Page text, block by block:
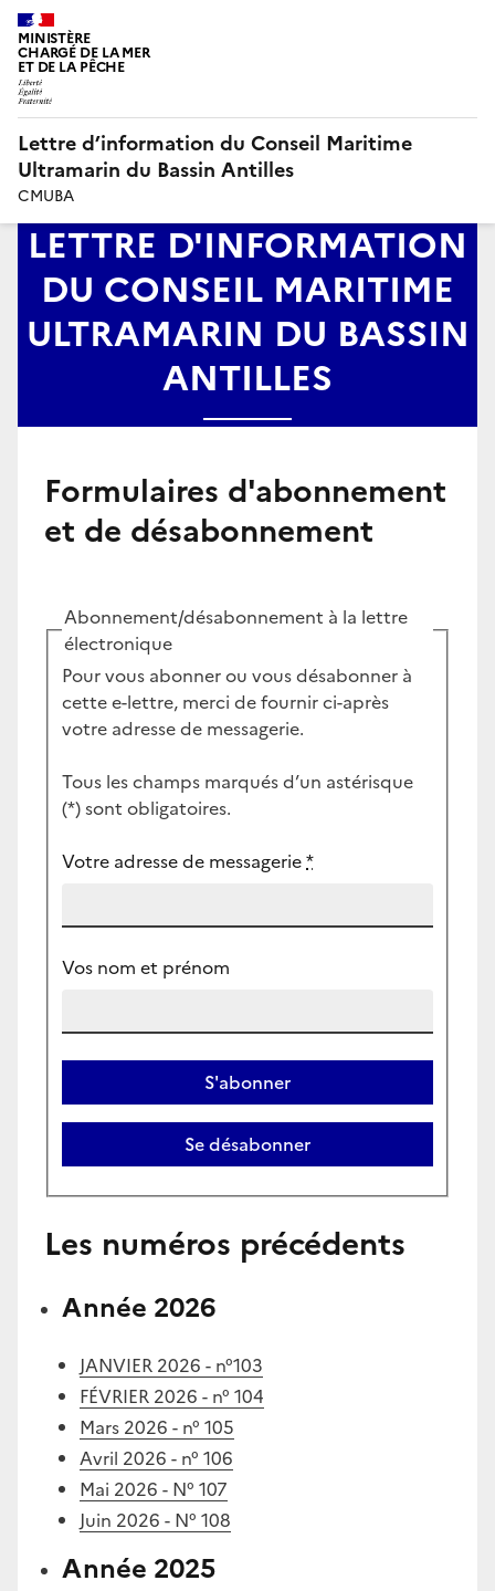
MINISTÈRE
CHARGÉ DE LA MER
ET DE LA PÊCHE
Lettre d’information du Conseil Maritime
Ultramarin du Bassin Antilles
CMUBA
LETTRE D'INFORMATION
DU CONSEIL MARITIME
ULTRAMARIN DU BASSIN
ANTILLES
Formulaires d'abonnement
et de désabonnement
Abonnement/désabonnement à la lettre
électronique
Pour vous abonner ou vous désabonner à
cette e-lettre, merci de fournir ci-après
votre adresse de messagerie.
Tous les champs marqués d’un astérisque
(*) sont obligatoires.
Votre adresse de messagerie*
Vos nom et prénom
Les numéros précédents
Année 2026
JANVIER 2026 - n°103
FÉVRIER 2026 - n° 104
Mars 2026 - n° 105
Avril 2026 - n° 106
Mai 2026 - N° 107
Juin 2026 - N° 108
Année 2025